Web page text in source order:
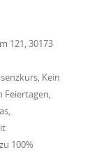
121, 30173
Kein
Feiertagen,
100%